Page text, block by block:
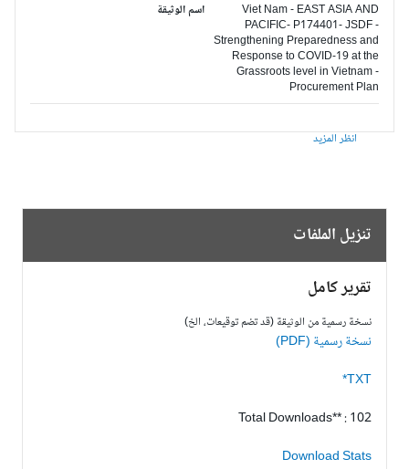
اسم الوثيقة
Viet Nam - EAST ASIA AND
PACIFIC- P174401- JSDF -
Strengthening Preparedness and
Response to COVID-19 at the
Grassroots level in Vietnam -
Procurement Plan
انظر المزيد
تنزيل الملفات
تقرير كامل
نسخة رسمية من الوثيقة (قد تضم توقيعات، الخ)
نسخة رسمية (PDF)
TXT*
Total Downloads** : 102
Download Stats